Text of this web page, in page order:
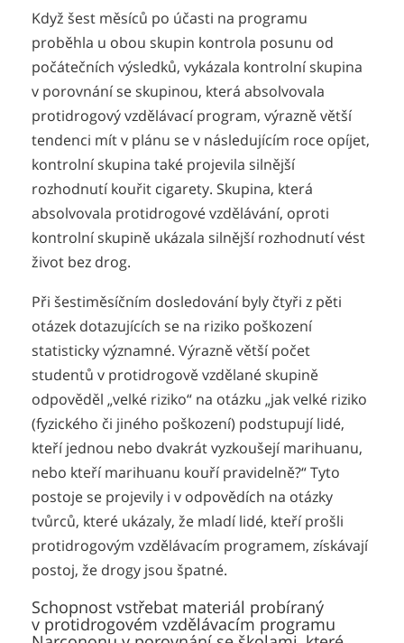
Když šest měsíců po účasti na programu
proběhla u obou skupin kontrola posunu od
počátečních výsledků, vykázala kontrolní skupina
v porovnání se skupinou, která absolvovala
protidrogový vzdělávací program, výrazně větší
tendenci mít v plánu se v následujícím roce opíjet,
kontrolní skupina také projevila silnější
rozhodnutí kouřit cigarety. Skupina, která
absolvovala protidrogové vzdělávání, oproti
kontrolní skupině ukázala silnější rozhodnutí vést
život bez drog.
Při šestiměsíčním dosledování byly čtyři z pěti
otázek dotazujících se na riziko poškození
statisticky významné. Výrazně větší počet
studentů v protidrogově vzdělané skupině
odpověděl „velké riziko“ na otázku „jak velké riziko
(fyzického či jiného poškození) podstupují lidé,
kteří jednou nebo dvakrát vyzkoušejí marihuanu,
nebo kteří marihuanu kouří pravidelně?“ Tyto
postoje se projevily i v odpovědích na otázky
tvůrců, které ukázaly, že mladí lidé, kteří prošli
protidrogovým vzdělávacím programem, získávají
postoj, že drogy jsou špatné.
Schopnost vstřebat materiál probíraný
v protidrogovém vzdělávacím programu